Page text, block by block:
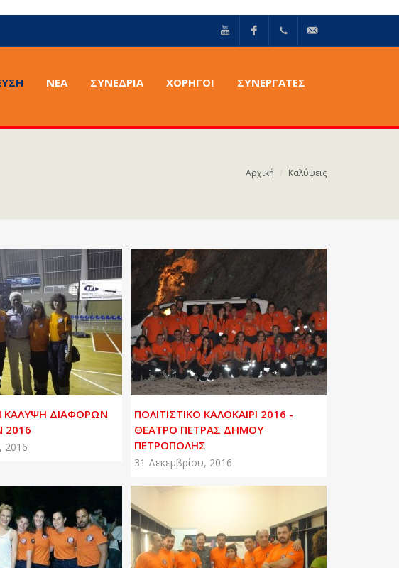
ΝΈΑ ΣΥΝΈΔΡΙΑ ΧΟΡΗΓΟΙ ΣΥΝΕΡΓΑΤΕΣ
Αρχική Καλύψεις
ΚΑΛΥΨΗ ΔΙΑΦΟΡΩΝ
2016
2016
ΠΟΛΙΤΙΣΤΙΚΟ ΚΑΛΟΚΑΙΡΙ 2016 -
ΘΕΑΤΡΟ ΠΕΤΡΑΣ ΔΗΜΟΥ
ΠΕΤΡΟΠΟΛΗΣ
31 Δεκεμβρίου, 2016